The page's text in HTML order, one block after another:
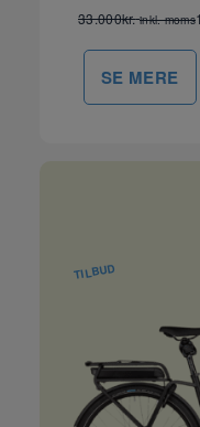
33.000kr. inkl. moms
SE MERE
TILBUD